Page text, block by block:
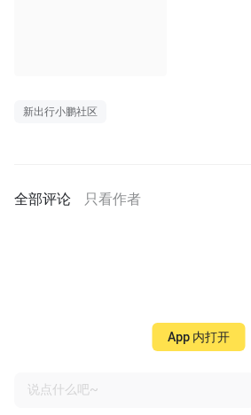
新出行小鹏社区
全部评论 只看作者
说点什么吧~
App 内打开